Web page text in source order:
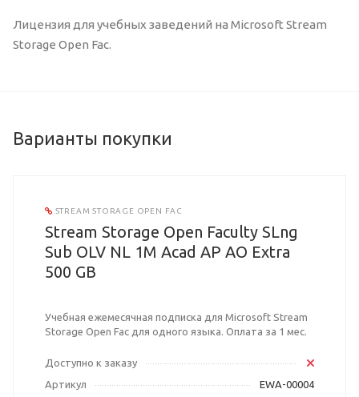
Лицензия для учебных заведений на Microsoft Stream
Storage Open Fac.
Варианты покупки
STREAM STORAGE OPEN FAC
Stream Storage Open Faculty SLng
Sub OLV NL 1M Acad AP AO Extra
500 GB
Учебная ежемесячная подписка для Microsoft Stream
Storage Open Fac для одного языка. Оплата за 1 мес.
Доступно к заказу
Артикул
EWA-00004